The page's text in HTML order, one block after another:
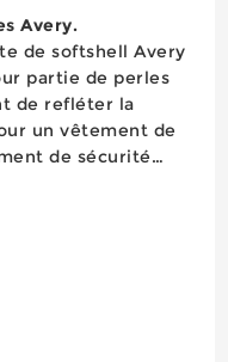
Avery.
de softshell Avery
partie de perles
de refléter la
un vêtement de
de sécurité